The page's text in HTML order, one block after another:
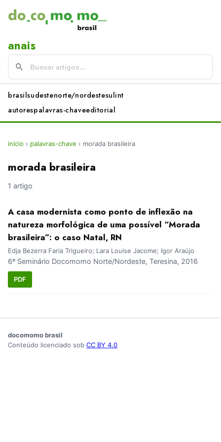
anais
brasilsudestenorte/nordestesulint
autorespalavras-chaveeditorial
início › palavras-chave › morada brasileira
morada brasileira
1 artigo
A casa modernista como ponto de inflexão na
natureza morfológica de uma possível “Morada
brasileira”: o caso Natal, RN
Edja Bezerra Faria Trigueiro; Lara Louise Jacome; Igor Araújo
6º Seminário Docomomo Norte/Nordeste, Teresina, 2016
PDF
docomomo brasil
Conteúdo licenciado sob CC BY 4.0